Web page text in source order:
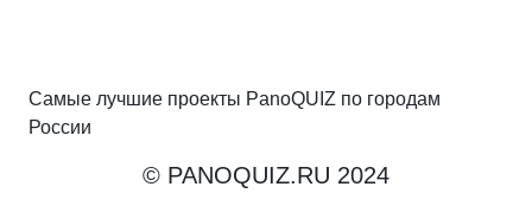
Самые лучшие проекты PanoQUIZ по городам
России
© PANOQUIZ.RU 2024